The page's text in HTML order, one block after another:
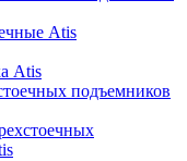
Atis
Atis
подъемников